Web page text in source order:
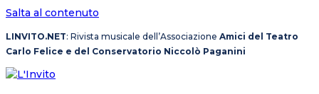
Salta al contenuto
LINVITO.NET: Rivista musicale dell’Associazione Amici del Teatro
Carlo Felice e del Conservatorio Niccolò Paganini